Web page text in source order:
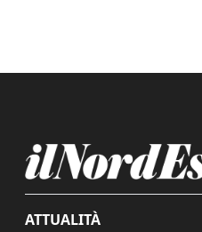
ATTUALITÀ